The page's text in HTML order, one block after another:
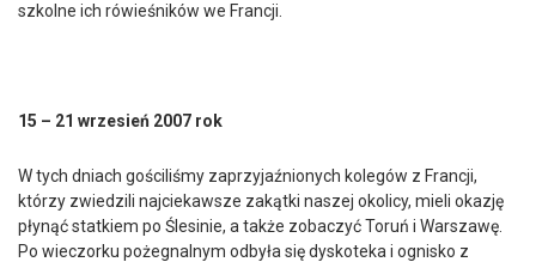
szkolne ich rówieśników we Francji.
15 – 21 wrzesień 2007 rok
W tych dniach gościliśmy zaprzyjaźnionych kolegów z Francji,
którzy zwiedzili najciekawsze zakątki naszej okolicy, mieli okazję
płynąć statkiem po Ślesinie, a także zobaczyć Toruń i Warszawę.
Po wieczorku pożegnalnym odbyła się dyskoteka i ognisko z